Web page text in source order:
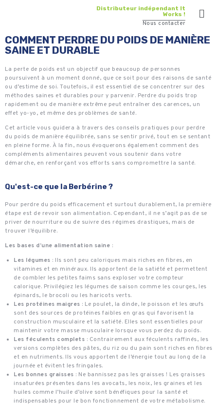
Distributeur indépendant It
Works !
Nous contacter
COMMENT PERDRE DU POIDS DE MANIÈRE
SAINE ET DURABLE
La perte de poids est un objectif que beaucoup de personnes
poursuivent à un moment donné, que ce soit pour des raisons de santé
ou d’estime de soi. Toutefois, il est essentiel de se concentrer sur des
méthodes saines et durables pour y parvenir. Perdre du poids trop
rapidement ou de manière extrême peut entraîner des carences, un
effet yo-yo, et même des problèmes de santé.
Cet article vous guidera à travers des conseils pratiques pour perdre
du poids de manière équilibrée, sans se sentir privé, tout en se sentant
en pleine forme. À la fin, nous évoquerons également comment des
compléments alimentaires peuvent vous soutenir dans votre
démarche, en renforçant vos efforts sans compromettre la santé.
Qu'est-ce que la Berbérine ?
Pour perdre du poids efficacement et surtout durablement, la première
étape est de revoir son alimentation. Cependant, il ne s’agit pas de se
priver de nourriture ou de suivre des régimes drastiques, mais de
trouver l’équilibre.
Les bases d’une alimentation saine :
Les légumes : Ils sont peu caloriques mais riches en fibres, en
vitamines et en minéraux. Ils apportent de la satiété et permettent
de combler les petites faims sans exploser votre compteur
calorique. Privilégiez les légumes de saison comme les courges, les
épinards, le brocoli ou les haricots verts.
Les protéines maigres : Le poulet, la dinde, le poisson et les œufs
sont des sources de protéines faibles en gras qui favorisent la
construction musculaire et la satiété. Elles sont essentielles pour
maintenir votre masse musculaire lorsque vous perdez du poids.
Les féculents complets : Contrairement aux féculents raffinés, les
versions complètes des pâtes, du riz ou du pain sont riches en fibres
et en nutriments. Ils vous apportent de l’énergie tout au long de la
journée et évitent les fringales.
Les bonnes graisses : Ne bannissez pas les graisses ! Les graisses
insaturées présentes dans les avocats, les noix, les graines et les
huiles comme l’huile d’olive sont bénéfiques pour la santé et
indispensables pour le bon fonctionnement de votre métabolisme.